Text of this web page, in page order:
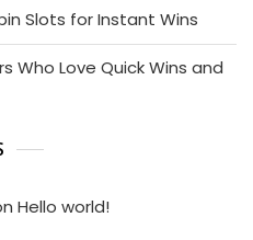
Slots for Instant Wins
Who Love Quick Wins and
Hello world!